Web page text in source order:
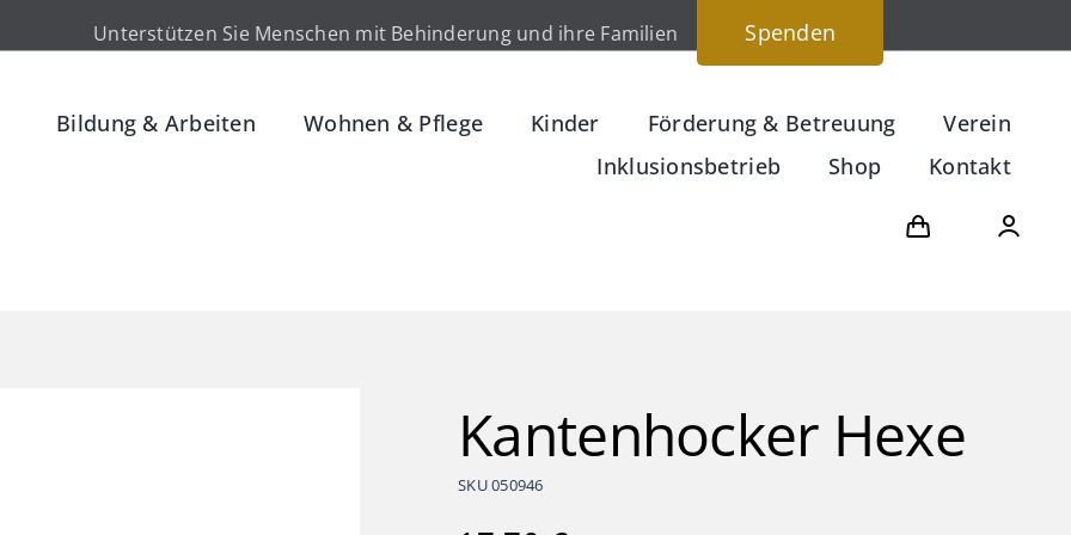
Unterstützen Sie Menschen mit Behinderung und ihre Familien Spenden
Bildung & Arbeiten Wohnen & Pflege Kinder Förderung & Betreuung
Verein
Inklusionsbetrieb
Shop Kontakt
Kantenhocker Hexe
SKU050946